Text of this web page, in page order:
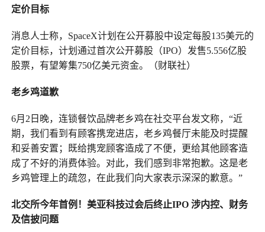
定价目标
消息人士称，SpaceX计划在公开募股中设定每股135美元的
定价目标，计划通过首次公开募股（IPO）发售5.556亿股
股票，有望筹集750亿美元资金。（财联社）
老乡鸡道歉
6月2日晚，连锁餐饮品牌老乡鸡在社交平台发文称，“近
期，我们看到有顾客携宠进店，老乡鸡餐厅未能及时提醒
和妥善安置；既给携宠顾客造成了不便，更给其他顾客造
成了不好的消费体验。对此，我们感到非常抱歉。这是老
乡鸡管理上的疏忽，在此我们向大家表示深深的歉意。”
北交所今年首例！美亚科技过会后终止IPO 涉内控、财务
及信披问题